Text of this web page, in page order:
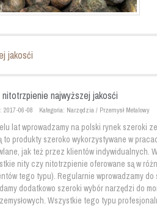
jakosći
najwyższej jakosći
2017-06-08 Kategoria: Narzędzia / Przemysł Metalowy
lat wprowadzamy na polski rynek szeroki
to produkty szeroko wykorzystywane w
jak też przez klientów indywidualnych.
nity czy nitotrzpienie oferowane są w
tego typu). Regularnie wprowadzamy
dodatkowo szeroki wybór narzędzi do
Wszystkie tego typu